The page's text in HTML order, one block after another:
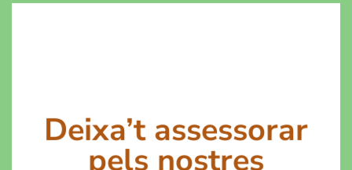
Deixa’t assessorar
pels nostres